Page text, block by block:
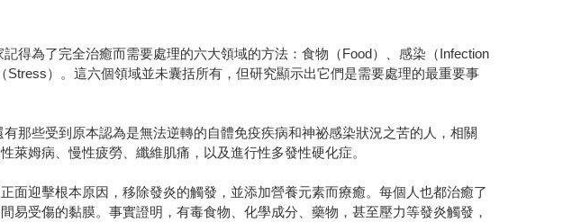
得為了完全治癒而需要處理的六大領域的方法：食物（Food）、感染（Infection
）。這六個領域並未囊括所有，但研究顯示出它們是需要處理的最重要事
那些受到原本認為是無法逆轉的自體免疫疾病和神祕感染狀況之苦的人，相關
姆病、慢性疲勞、纖維肌痛，以及進行性多發性硬化症。
迎擊根本原因，移除發炎的觸發，並添加營養元素而療癒。每個人也都治癒了
受傷的黏膜。事實證明，有毒食物、化學成分、藥物，甚至壓力等發炎觸發，